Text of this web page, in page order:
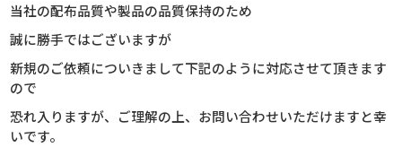
当社の配布品質や製品の品質保持のため
誠に勝手ではございますが
新規のご依頼についきまして下記のように対応させて頂きます
ので
恐れ入りますが、ご理解の上、お問い合わせいただけますと幸
いです。